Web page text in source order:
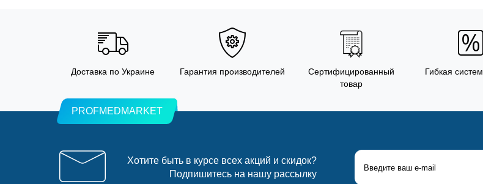
Доставка по Украине Гарантия производителей
Сертифицированный
товар
Гибкая
PROFMEDMARKET
Хотите быть в курсе всех акций и скидок?
Подпишитесь на нашу рассылку